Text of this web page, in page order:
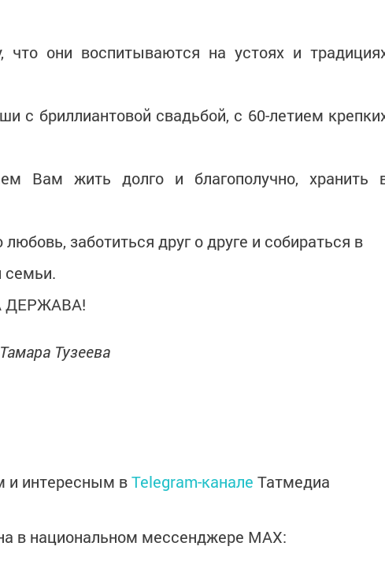
что они воспитываются на устоях и
с бриллиантовой свадьбой, с 60-летием
Вам жить долго и благополучно, хранить
заботиться друг о друге и собираться в
семьи.
ДЕРЖАВА!
Тузеева
интересным вTelegram-канале Татмедиа
в национальном мессенджере MАХ: